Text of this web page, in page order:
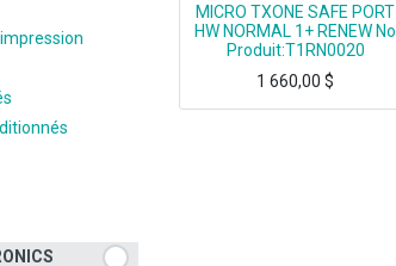
MICRO TXONE SAFE PORT
HW NORMAL 1+ RENEW No
Produit:T1RN0020
1 660,00 $